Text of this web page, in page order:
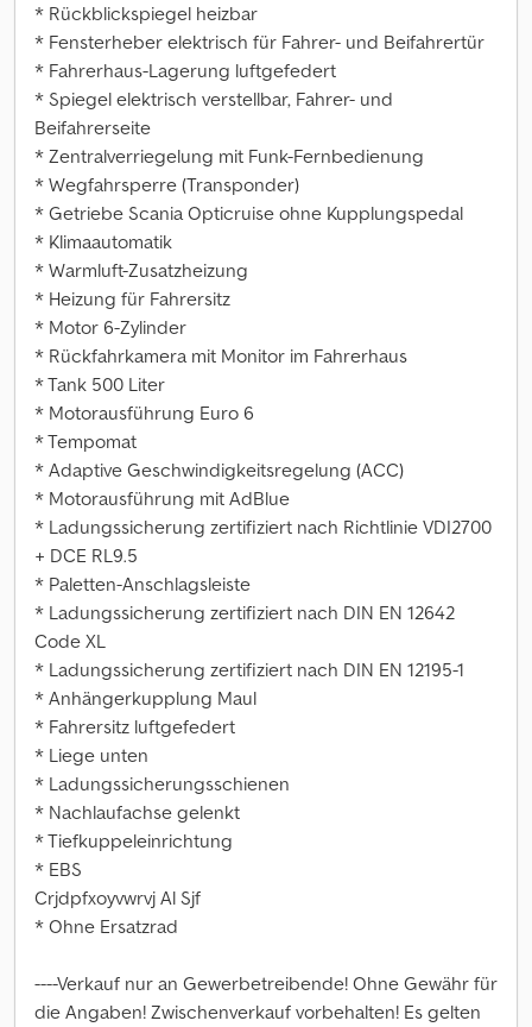
* Rückblickspiegel heizbar
* Fensterheber elektrisch für Fahrer- und Beifahrertür
* Fahrerhaus-Lagerung luftgefedert
* Spiegel elektrisch verstellbar, Fahrer- und
Beifahrerseite
* Zentralverriegelung mit Funk-Fernbedienung
* Wegfahrsperre (Transponder)
* Getriebe Scania Opticruise ohne Kupplungspedal
* Klimaautomatik
* Warmluft-Zusatzheizung
* Heizung für Fahrersitz
* Motor 6-Zylinder
* Rückfahrkamera mit Monitor im Fahrerhaus
* Tank 500 Liter
* Motorausführung Euro 6
* Tempomat
* Adaptive Geschwindigkeitsregelung (ACC)
* Motorausführung mit AdBlue
* Ladungssicherung zertifiziert nach Richtlinie VDI2700
+ DCE RL9.5
* Paletten-Anschlagsleiste
* Ladungssicherung zertifiziert nach DIN EN 12642
Code XL
* Ladungssicherung zertifiziert nach DIN EN 12195-1
* Anhängerkupplung Maul
* Fahrersitz luftgefedert
* Liege unten
* Ladungssicherungsschienen
* Nachlaufachse gelenkt
* Tiefkuppeleinrichtung
* EBS
Crjdpfxoyvwrvj Al Sjf
* Ohne Ersatzrad
----Verkauf nur an Gewerbetreibende! Ohne Gewähr für
die Angaben! Zwischenverkauf vorbehalten! Es gelten